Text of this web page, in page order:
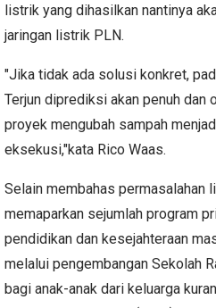
listrik yang dihasilkan nantinya
jaringan listrik PLN.
​"Jika tidak ada solusi konkret,
Terjun diprediksi akan penuh dan
proyek mengubah sampah
eksekusi,"kata Rico Waas.
Selain membahas permasalahan
memaparkan sejumlah program
pendidikan dan kesejahteraan
melalui pengembangan Sekolah
bagi anak-anak dari keluarga